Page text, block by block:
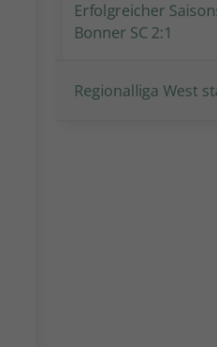
Erfolgreicher
Bonner SC 2:1
Regionalliga West